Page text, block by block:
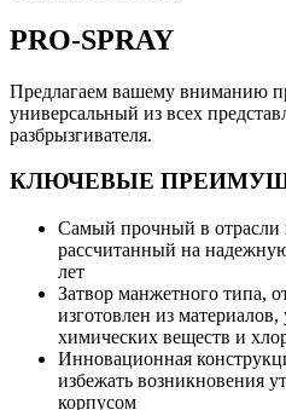
PRO-SPRAY
Предлагаем вашему вниманию
универсальный из всех
разбрызгивателя.
КЛЮЧЕВЫЕ
Самый прочный в отрасли
рассчитанный на
лет
Затвор манжетного типа,
изготовлен из
химических веществ и
Инновационная
избежать возникновения
корпусом